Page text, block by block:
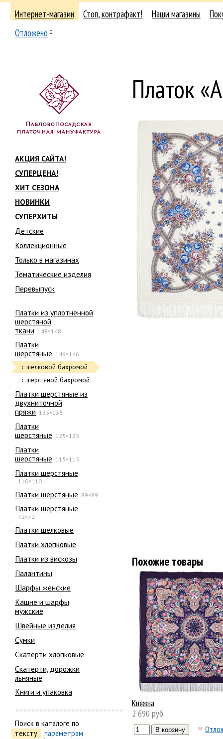
Интернет-магазин Стоп, контрафакт! Наши магазины
Отложено 0
АКЦИЯ САЙТА!
СУПЕРЦЕНА!
ХИТ СЕЗОНА
НОВИНКИ
СУПЕРХИТЫ
Детские
Коллекционные
Только в магазинах
Тематические изделия
Перевыпуск
Платки из уплотненной
шерстяной
ткани 148×148
Платки
шерстяные 146×146
с шелковой бахромой
с шерстяной бахромой
Платки шерстяные из
двухниточной
пряжи 135×135
Платки
шерстяные 125×125
Платки
шерстяные 115×115
Платки шерстяные
110×110
Платки шерстяные 89×89
Платки шерстяные
72×72
Платки шелковые
Платки хлопковые
Платки из вискозы
Палантины
Шарфы женские
Кашне и шарфы
мужские
Швейные изделия
Сумки
Скатерти хлопковые
Скатерти, дорожки
льняные
Книги и упаковка
Поиск в каталоге по
тексту
параметрам
Платок
Похожие товары
Княжна
2 690 руб.